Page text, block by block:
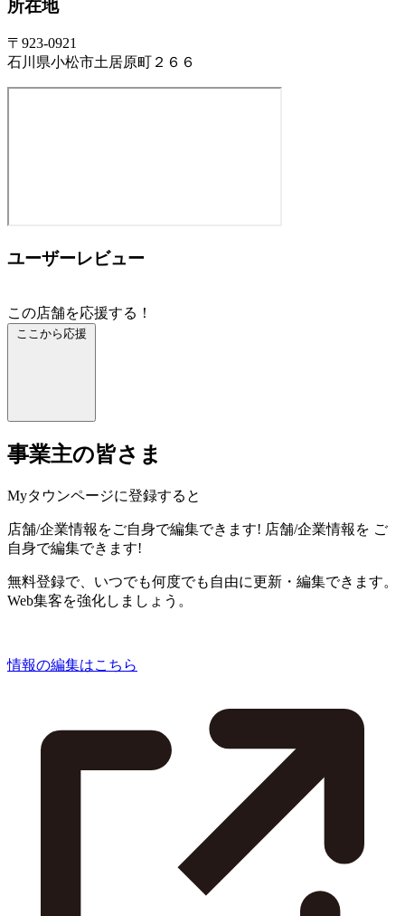
所在地
〒923-0921
石川県小松市土居原町２６６
ユーザーレビュー
この店舗を応援する！
ここから応援
事業主の皆さま
Myタウンページに登録すると
店舗/企業情報をご自身で編集できます! 店舗/企業情報を ご
自身で編集できます!
無料登録で、いつでも何度でも自由に更新・編集できます。
Web集客を強化しましょう。
情報の編集はこちら